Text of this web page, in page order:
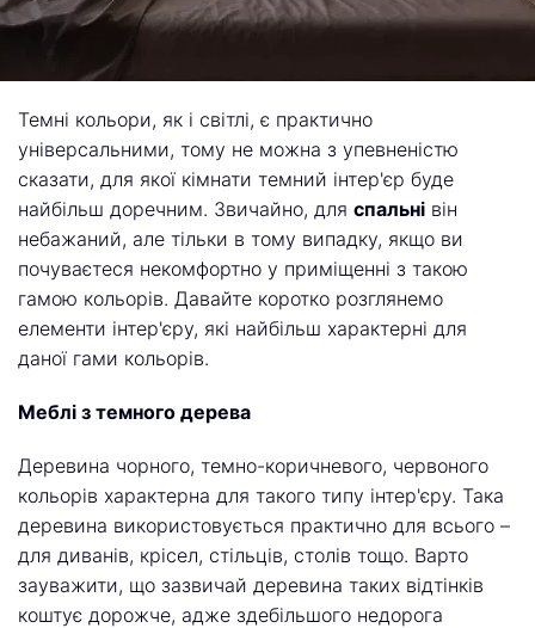
Темні кольори, як і світлі, є практично
універсальними, тому не можна з упевненістю
сказати, для якої кімнати темний інтер'єр буде
найбільш доречним. Звичайно, для спальні він
небажаний, але тільки в тому випадку, якщо ви
почуваєтеся некомфортно у приміщенні з такою
гамою кольорів. Давайте коротко розглянемо
елементи інтер'єру, які найбільш характерні для
даної гами кольорів.
Меблі з темного дерева
Деревина чорного, темно-коричневого, червоного
кольорів характерна для такого типу інтер'єру. Така
деревина використовується практично для всього –
для диванів, крісел, стільців, столів тощо. Варто
зауважити, що зазвичай деревина таких відтінків
коштує дорожче, адже здебільшого недорога